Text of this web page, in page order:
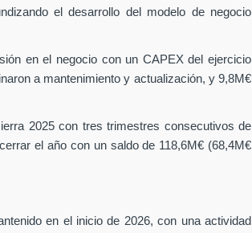
el desarrollo del modelo de negocio
en el negocio con un CAPEX del ejercicio
a mantenimiento y actualización, y 9,8M€
2025 con tres trimestres consecutivos de
el año con un saldo de 118,6M€ (68,4M€
en el inicio de 2026, con una actividad